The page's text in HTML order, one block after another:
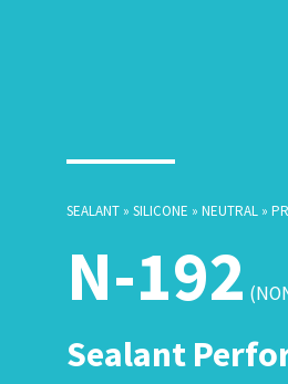
SEALANT » SILICONE » NEUTRAL »
N-192
Sealant